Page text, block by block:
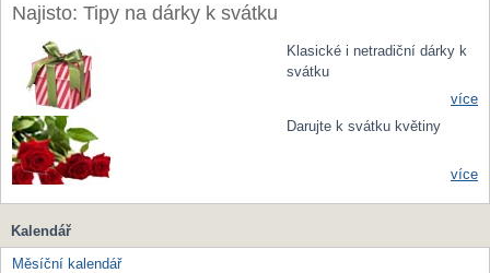
Najisto: Tipy na dárky k svátku
Klasické i netradiční dárky k
svátku
více
Darujte k svátku květiny
více
Kalendář
Měsíční kalendář